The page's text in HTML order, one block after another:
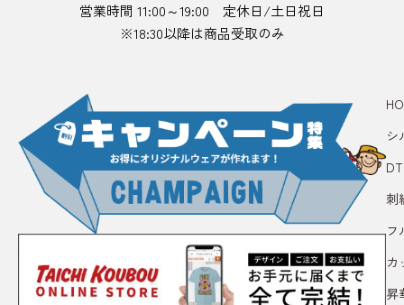
営業時間 11:00～19:00 定休日/土日祝日
※18:30以降は商品受取のみ
シ
刺
フ
カ
昇